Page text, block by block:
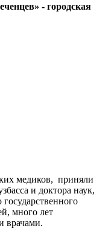
- городская
медиков, приняли
и доктора наук,
много лет
врачами.